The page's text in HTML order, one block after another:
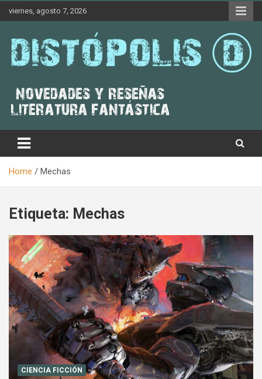
viernes, agosto 7, 2026
Distópolis
Home Mechas
Etiqueta: Mechas
CIENCIA FICCIÓN